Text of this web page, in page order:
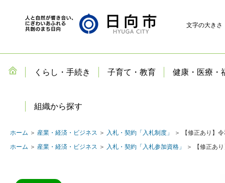
文字の大きさ
くらし・手続き 子育て・教育 健康・医療・
組織から探す
ホーム ＞ 産業・経済・ビジネス ＞ 入札・契約「入札制度」
＞ 【修正あり】
ホーム ＞ 産業・経済・ビジネス ＞ 入札・契約「入札参加資格」 ＞ 【修正あ